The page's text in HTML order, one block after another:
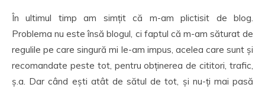
În ultimul timp am simțit că m-am plictisit de blog.
Problema nu este însă blogul, ci faptul că m-am săturat de
regulile pe care singură mi le-am impus, acelea care sunt și
recomandate peste tot, pentru obținerea de cititori, trafic,
ș.a. Dar când ești atât de sătul de tot, și nu-ți mai pasă